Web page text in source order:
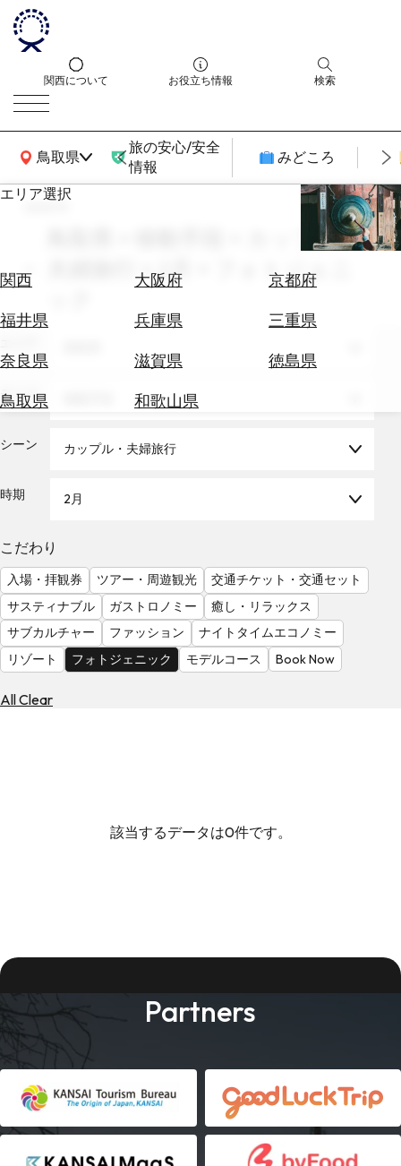
関西について お役立ち情報 検索
鳥取県
関西広域MAP
旅の安心/安全
情報
みどころ
エリア選択
関西 大阪府
京都府
福井県
兵庫県
三重県
奈良県
滋賀県
徳島県
鳥取県
和歌山県
エ
券
テ
を
を
見
る
search
鳥取県 × 移動手段 × カップル・
夫婦旅行 × 2月 × フォトジェニ
テーマ
シーン カップル・夫婦旅行
時期 2月
こだわり
入場・拝観券 ツアー・周遊観光
交通チケット・交通セット
サスティナブル
ガストロノミー
癒し・リラックス
サブカルチャー
ファッション
ナイトタイムエコノミー
リゾート
フォトジェニック モデルコース Book Now
All Clear
該当するデータは0件です。
Partners